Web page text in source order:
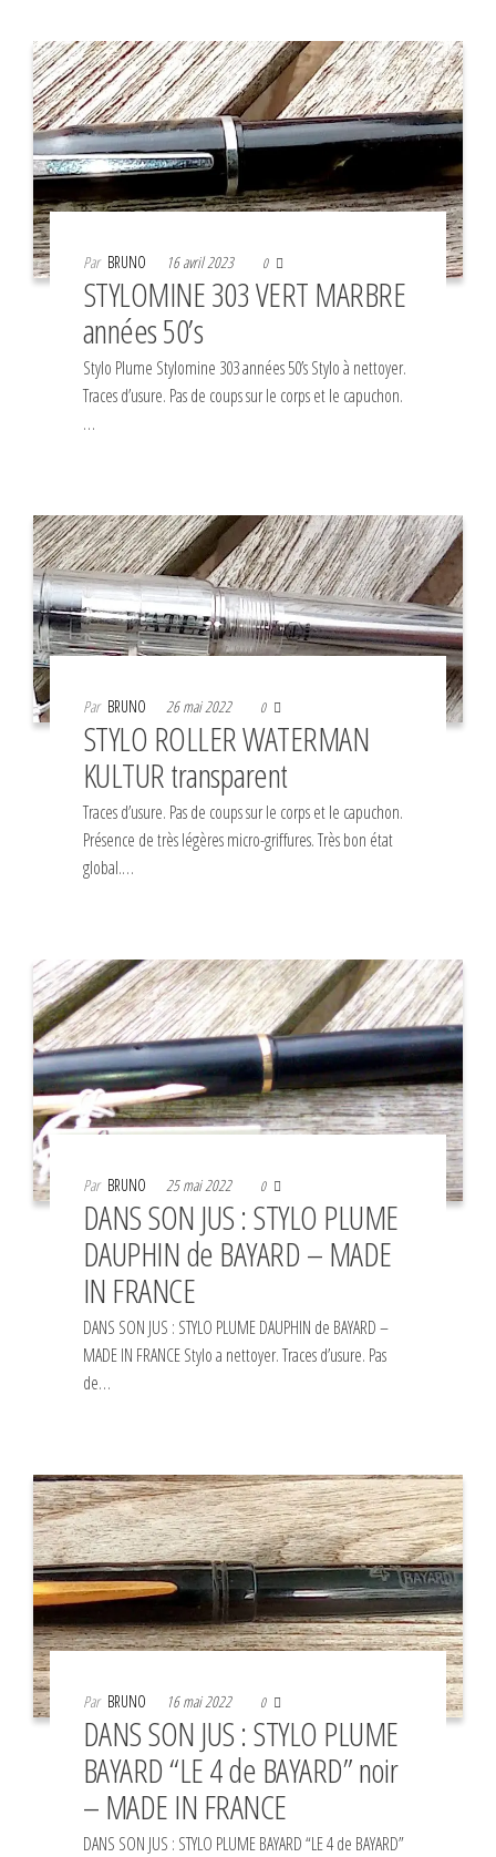
Par BRUNO 16 avril 2023 0
STYLOMINE 303 VERT MARBRE
années 50’s
Stylo Plume Stylomine 303 années 50’s Stylo à nettoyer.
Traces d’usure. Pas de coups sur le corps et le capuchon.
…
Par BRUNO 26 mai 2022 0
STYLO ROLLER WATERMAN
KULTUR transparent
Traces d’usure. Pas de coups sur le corps et le capuchon.
Présence de très légères micro-griffures. Très bon état
global.…
Par BRUNO 25 mai 2022 0
DANS SON JUS : STYLO PLUME
DAUPHIN de BAYARD – MADE
IN FRANCE
DANS SON JUS : STYLO PLUME DAUPHIN de BAYARD –
MADE IN FRANCE Stylo a nettoyer. Traces d’usure. Pas
de…
Par BRUNO 16 mai 2022 0
DANS SON JUS : STYLO PLUME
BAYARD “LE 4 de BAYARD” noir
– MADE IN FRANCE
DANS SON JUS : STYLO PLUME BAYARD “LE 4 de BAYARD”